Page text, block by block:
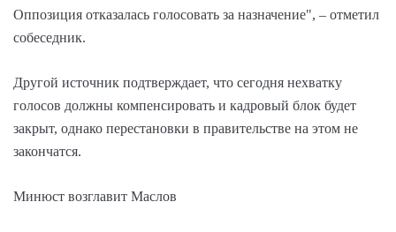
Оппозиция отказалась голосовать за назначение", – отметил
собеседник.
Другой источник подтверждает, что сегодня нехватку
голосов должны компенсировать и кадровый блок будет
закрыт, однако перестановки в правительстве на этом не
закончатся.
Минюст возглавит Маслов